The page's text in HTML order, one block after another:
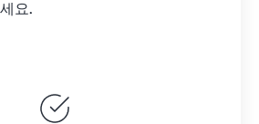
요.